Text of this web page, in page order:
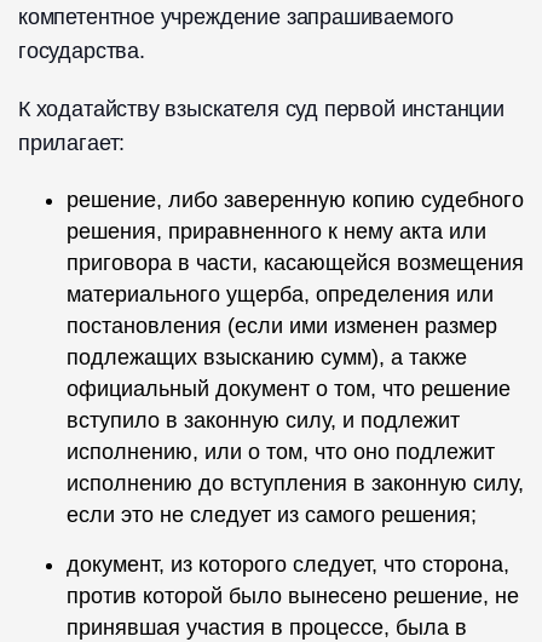
компетентное учреждение запрашиваемого
государства.
К ходатайству взыскателя суд первой инстанции
прилагает:
решение, либо заверенную копию судебного
решения, приравненного к нему акта или
приговора в части, касающейся возмещения
материального ущерба, определения или
постановления (если ими изменен размер
подлежащих взысканию сумм), а также
официальный документ о том, что решение
вступило в законную силу, и подлежит
исполнению, или о том, что оно подлежит
исполнению до вступления в законную силу,
если это не следует из самого решения;
документ, из которого следует, что сторона,
против которой было вынесено решение, не
принявшая участия в процессе, была в